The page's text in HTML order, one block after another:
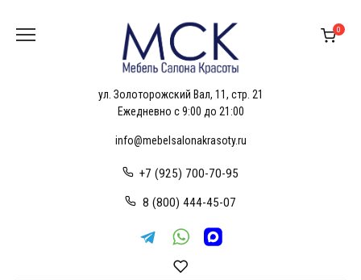
содержанию
ул. Золоторожский Вал, 11, стр. 21
Ежедневно с 9:00 до 21:00
info@mebelsalonakrasoty.ru
+7 (925) 700-70-95
8 (800) 444-45-07
0